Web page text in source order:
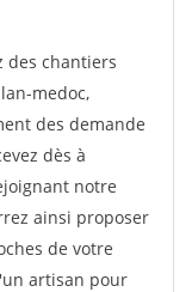
des chantiers
medoc,
des demande
dès à
notre
ainsi proposer
de votre
artisan pour